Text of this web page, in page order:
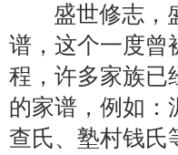
盛世修志，盛
谱，这个一度曾
程，许多家族已
的家谱，例如：
查氏、塾村钱氏